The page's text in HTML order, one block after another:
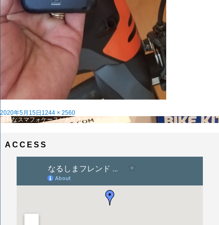
投
稿
2020年5月15日 フ
ル
1244 × 2560
投
ゲ
便利なスマフォケースがあります！ 内で公開
ACCESS